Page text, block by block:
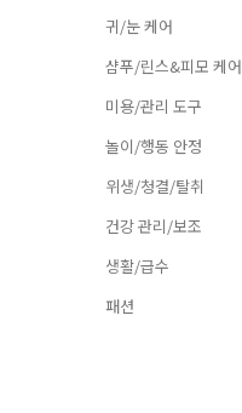
귀/눈 케어
샴푸/린스&피모 케어
미용/관리 도구
놀이/행동 안정
위생/청결/탈취
건강 관리/보조
생활/급수
패션